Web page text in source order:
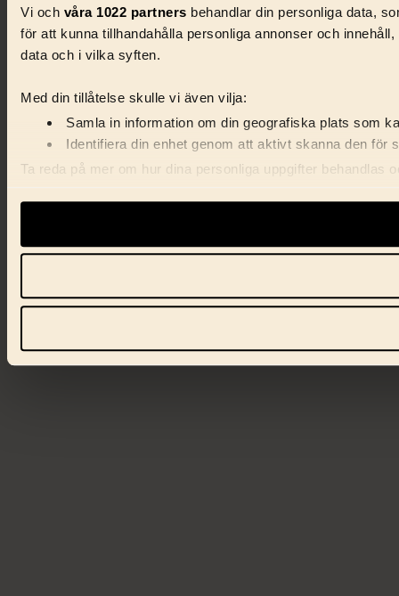
Vi och våra 1022 partners behandlar din personliga data,
för att kunna tillhandahålla personliga annonser och
data och i vilka syften.
Med din tillåtelse skulle vi även vilja:
Samla in information om din geografiska plats som
Identifiera din enhet genom att aktivt skanna den för
Ta reda på mer om hur dina personliga uppgifter behandlas